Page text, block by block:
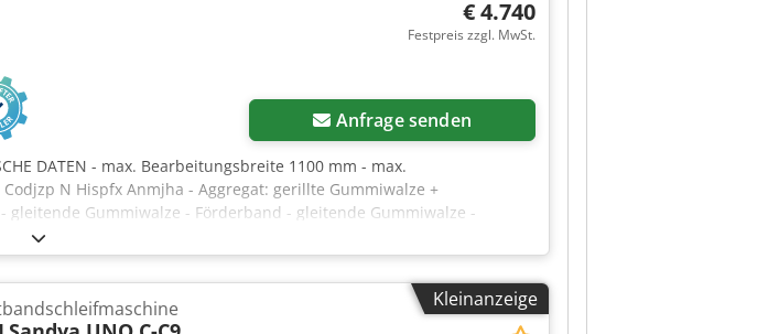
€ 4.740
Festpreis zzgl. MwSt.
Anfrage senden
DATEN - max. Bearbeitungsbreite 1100 mm - max.
N Hispfx Anmjha - Aggregat: gerillte Gummiwalze +
Gummiwalze - Förderband - gleitende Gummiwalze -
- elektrischer Anhebemechanismus für das
- Betriebsdruck 6-8 bar - Durchmesser des Absaugstutzens 190
kg VORTEILE – deutsche Produktion – Schleifmaschine mit 1
– unlackiert – gebrauchte Schleifmaschine, sehr guter Zustand
von 4,20 EUR (Die Preise können sich aufgrund stärkerer
Kleinanzeige